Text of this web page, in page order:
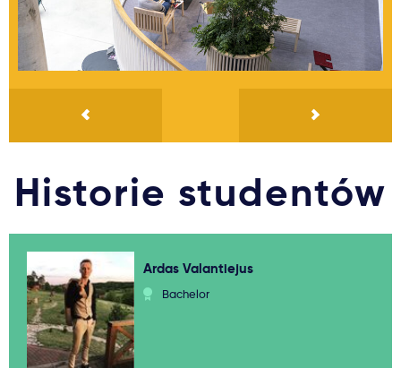
Historie studentów
Ardas Valantiejus
Bachelor